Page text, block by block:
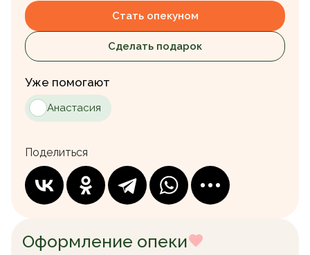
Стать опекуном
Сделать подарок
Уже помогают
Анастасия
Поделиться
Оформление опеки